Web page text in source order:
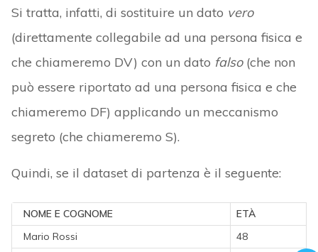
Si tratta, infatti, di sostituire un dato vero
(direttamente collegabile ad una persona fisica e
che chiameremo DV) con un dato falso(che non
può essere riportato ad una persona fisica e che
chiameremo DF) applicando un meccanismo
segreto (che chiameremo S).
Quindi, se il dataset di partenza è il seguente:
NOME E COGNOME
ETÀ
Mario Rossi
48